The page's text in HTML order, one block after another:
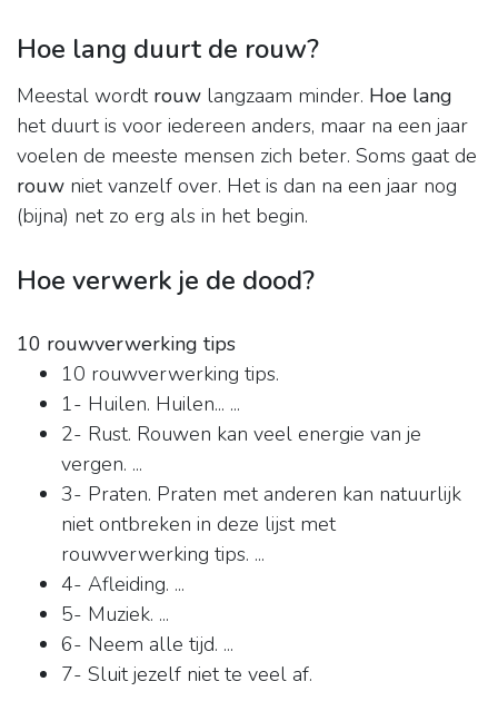
Hoe lang duurt de rouw?
Meestal wordt rouw langzaam minder. Hoe lang
het duurt is voor iedereen anders, maar na een jaar
voelen de meeste mensen zich beter. Soms gaat de
rouw niet vanzelf over. Het is dan na een jaar nog
(bijna) net zo erg als in het begin.
Hoe verwerk je de dood?
10 rouwverwerking tips
10 rouwverwerking tips.
1- Huilen. Huilen... ...
2- Rust. Rouwen kan veel energie van je
vergen. ...
3- Praten. Praten met anderen kan natuurlijk
niet ontbreken in deze lijst met
rouwverwerking tips. ...
4- Afleiding. ...
5- Muziek. ...
6- Neem alle tijd. ...
7- Sluit jezelf niet te veel af.